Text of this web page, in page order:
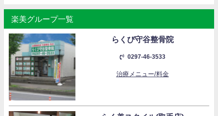
楽美グループ一覧
らくび守谷整骨院
0297-46-3533
治療メニュー/料金